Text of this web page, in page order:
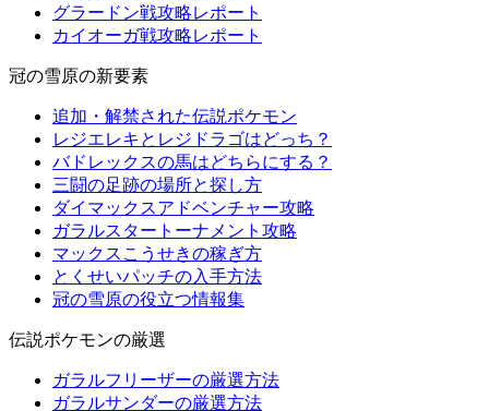
グラードン戦攻略レポート
カイオーガ戦攻略レポート
冠の雪原の新要素
追加・解禁された伝説ポケモン
レジエレキとレジドラゴはどっち？
バドレックスの馬はどちらにする？
三闘の足跡の場所と探し方
ダイマックスアドベンチャー攻略
ガラルスタートーナメント攻略
マックスこうせきの稼ぎ方
とくせいパッチの入手方法
冠の雪原の役立つ情報集
伝説ポケモンの厳選
ガラルフリーザーの厳選方法
ガラルサンダーの厳選方法